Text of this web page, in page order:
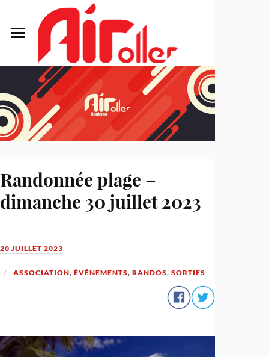
Randonnée plage –
dimanche 30 juillet 2023
20 JUILLET 2023
ASSOCIATION, ÉVÉNEMENTS, RANDOS, SORTIES